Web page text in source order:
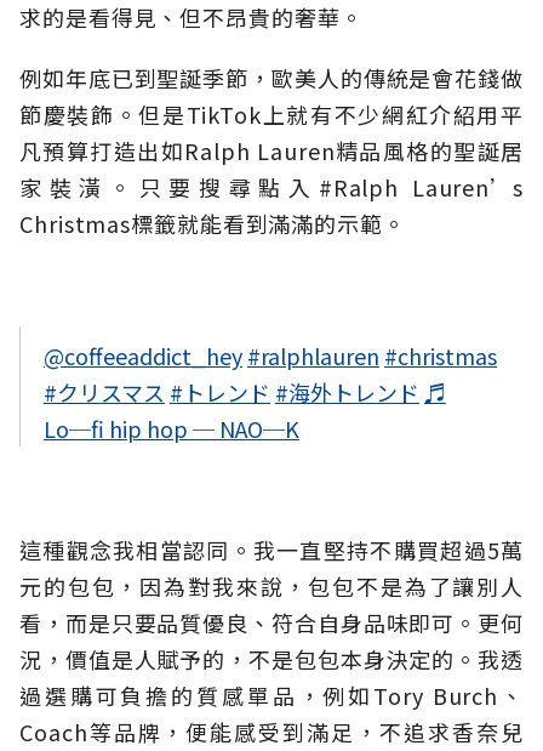
求的是看得見、但不昂貴的奢華。
例如年底已到聖誕季節，歐美人的傳統是會花錢做
節慶裝飾。但是TikTok上就有不少網紅介紹用平
凡預算打造出如Ralph Lauren精品風格的聖誕居
家裝潢。只要搜尋點入#Ralph Lauren’s
Christmas標籤就能看到滿滿的示範。
@coffeeaddict_hey#ralphlauren #christmas
#クリスマス #トレンド #海外トレンド ♬
Lo─fi hip hop ─ NAO─K
這種觀念我相當認同。我一直堅持不購買超過5萬
元的包包，因為對我來說，包包不是為了讓別人
看，而是只要品質優良、符合自身品味即可。更何
況，價值是人賦予的，不是包包本身決定的。我透
過選購可負擔的質感單品，例如Tory Burch、
Coach等品牌，便能感受到滿足，不追求香奈兒